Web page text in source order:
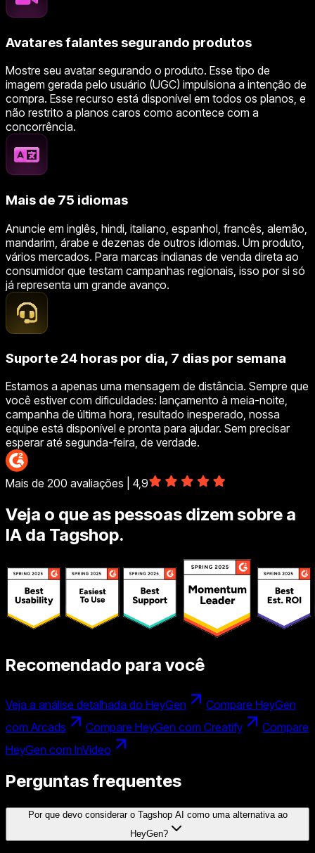
Avatares falantes segurando produtos
Mostre seu avatar segurando o produto. Esse tipo de
imagem gerada pelo usuário (UGC) impulsiona a intenção de
compra. Esse recurso está disponível em todos os planos, e
não restrito a planos caros como acontece com a
concorrência.
Mais de 75 idiomas
Anuncie em inglês, hindi, italiano, espanhol, francês, alemão,
mandarim, árabe e dezenas de outros idiomas. Um produto,
vários mercados. Para marcas indianas de venda direta ao
consumidor que testam campanhas regionais, isso por si só
já representa um grande avanço.
Suporte 24 horas por dia, 7 dias por semana
Estamos a apenas uma mensagem de distância. Sempre que
você estiver com dificuldades: lançamento à meia-noite,
campanha de última hora, resultado inesperado, nossa
equipe está disponível e pronta para ajudar. Sem precisar
esperar até segunda-feira, de verdade.
Mais de 200 avaliações | 4,9
Veja o que as pessoas dizem sobre a
IA da Tagshop.
Recomendado para você
Veja a análise detalhada do HeyGen
Compare HeyGen
com Arcads
Compare HeyGen com Creatify
Compare
HeyGen com InVideo
Perguntas frequentes
Por que devo considerar o Tagshop AI como uma alternativa ao
HeyGen?